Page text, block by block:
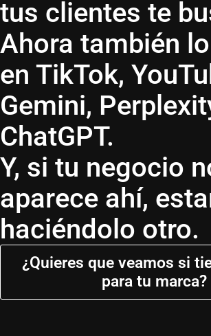
tus clientes te
Ahora también
en TikTok,
Gemini,
ChatGPT.
Y, si tu negocio
aparece ahí,
haciéndolo otro.
¿Quieres que veamos si
para tu marca?